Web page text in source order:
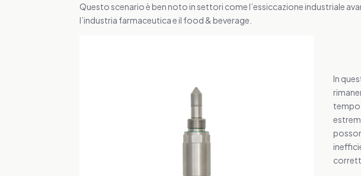
Questo scenario è ben noto in settori come l’essiccazione industriale
l’industria farmaceutica e il food & beverage.
In